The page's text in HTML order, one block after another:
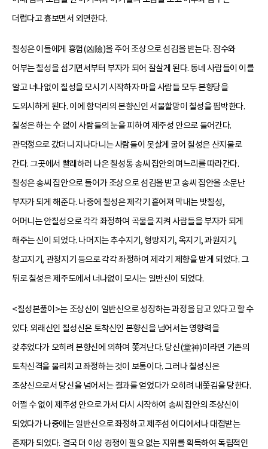
더럽다고 흉보면서 외면한다.
칠성은 이들에게 흉험(凶險)을 주어 조상으로 섬김을 받는다. 잠수와
어부는 칠성을 섬기면서부터 부자가 되어 잘살게 된다. 동네 사람들이 이를
알고 너나없이 칠성을 모시기 시작하자 마을 사람들 모두 본향당을
도외시하게 된다. 이에 함덕리의 본향신인 서물할망이 칠성을 핍박한다.
칠성은 하는 수 없이 사람들의 눈을 피하여 제주성 안으로 들어간다.
관덕정으로 갔더니 지나다니는 사람들이 못살게 굴어 칠성은 산지물로
간다. 그곳에서 빨래하러 나온 칠성통 송씨 집안의 며느리를 따라간다.
칠성은 송씨 집안으로 들어가 조상으로 섬김을 받고 송씨 집안을 소문난
부자가 되게 해준다. 나중에 칠성은 제각기 흩어져 막내는 밧칠성,
어머니는 안칠성으로 각각 좌정하여 곡물을 지켜 사람들을 부자가 되게
해주는 신이 되었다. 나머지는 추수지기, 형방지기, 옥지기, 과원지기,
창고지기, 관청지기 등으로 각각 좌정하여 제각기 제향을 받게 되었다. 그
뒤로 칠성은 제주도에서 너나없이 모시는 일반신이 되었다.
<칠성본풀이>는 조상신이 일반신으로 성장하는 과정을 담고 있다고 할 수
있다. 외래신인 칠성신은 토착신인 본향신을 넘어서는 영향력을
갖추었다가 오히려 본향신에 의하여 쫓겨난다. 당신(堂神)이라면 기존의
토착신격을 물리치고 좌정하는 것이 보통이다. 그러나 칠성신은
조상신으로서 당신을 넘어서는 결과를 얻었다가 오히려 내쫓김을 당한다.
어쩔 수 없이 제주성 안으로 가서 다시 시작하여 송씨 집안의 조상신이
되었다가 나중에는 일반신으로 좌정하고 제주섬 어디에서나 대접받는
존재가 되었다. 결국 더 이상 경쟁이 필요 없는 지위를 획득하여 독립적인